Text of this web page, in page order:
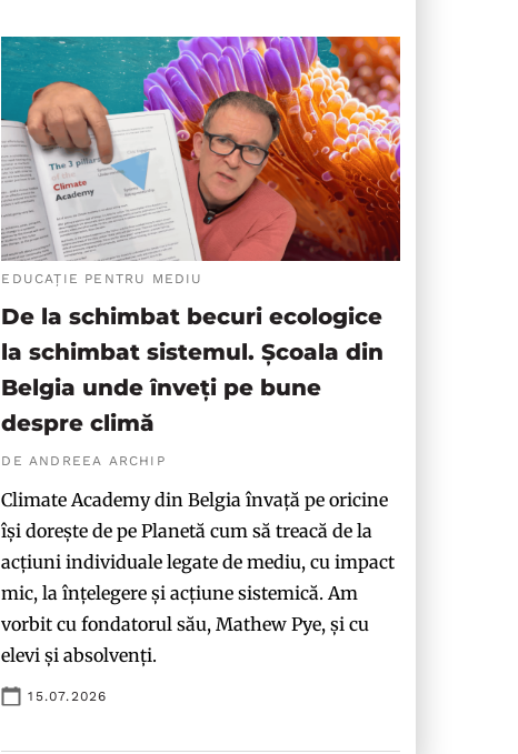
EDUCAȚIE PENTRU MEDIU
De la schimbat becuri ecologice
la schimbat sistemul. Școala din
Belgia unde înveți pe bune
despre climă
DE ANDREEA ARCHIP
Climate Academy din Belgia învață pe oricine
își dorește de pe Planetă cum să treacă de la
acțiuni individuale legate de mediu, cu impact
mic, la înțelegere și acțiune sistemică. Am
vorbit cu fondatorul său, Mathew Pye, și cu
elevi și absolvenți.
15.07.2026